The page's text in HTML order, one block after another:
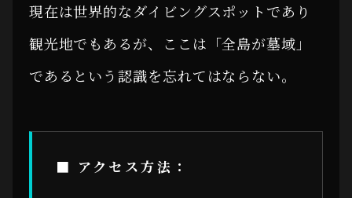
現在は世界的なダイビングスポットであり
観光地でもあるが、ここは「全島が墓域」
であるという認識を忘れてはならない。
■ アクセス方法：